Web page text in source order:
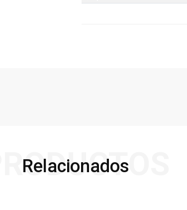
Relacionados
PRODUCTOS